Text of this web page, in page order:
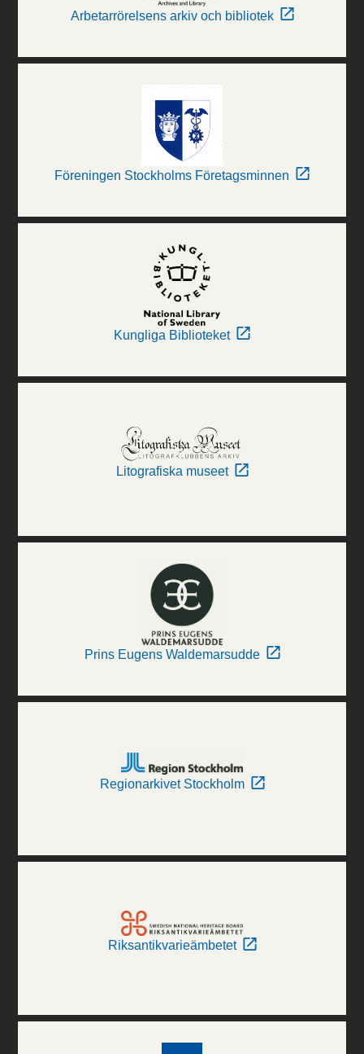
Arbetarrörelsens arkiv och bibliotek
Föreningen Stockholms Företagsminnen
Kungliga Biblioteket
Litografiska museet
Prins Eugens Waldemarsudde
Regionarkivet Stockholm
Riksantikvarieämbetet